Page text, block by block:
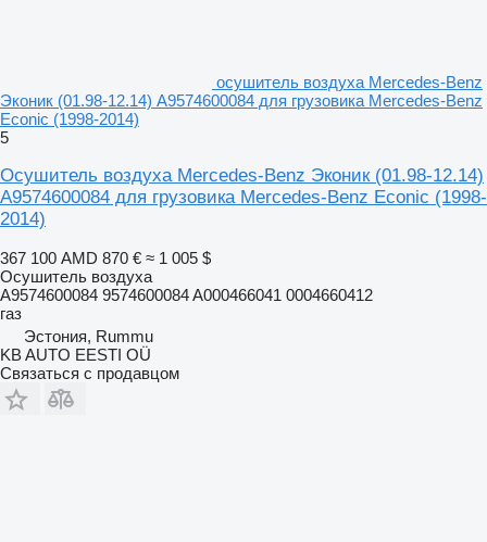
осушитель воздуха Mercedes-Benz
Эконик (01.98-12.14) A9574600084 для грузовика Mercedes-Benz
Econic (1998-2014)
5
Осушитель воздуха Mercedes-Benz Эконик (01.98-12.14)
A9574600084 для грузовика Mercedes-Benz Econic (1998-
2014)
367 100 AMD 870 € ≈ 1 005 $
Осушитель воздуха
A9574600084 9574600084 A000466041 0004660412
газ
Эстония, Rummu
KB AUTO EESTI OÜ
Связаться с продавцом